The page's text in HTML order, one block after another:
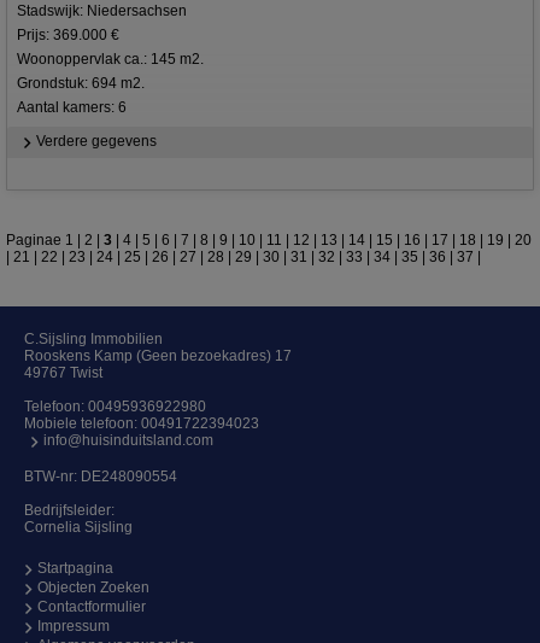
Stadswijk: Niedersachsen
Prijs: 369.000 €
Woonoppervlak ca.: 145 m2.
Grondstuk: 694 m2.
Aantal kamers: 6
Verdere gegevens
Paginae 1 | 2 | 3 | 4 | 5 | 6 | 7 | 8 | 9 | 10 | 11 | 12 | 13 | 14 | 15 | 16 | 17 | 18 | 19 | 20
| 21 | 22 | 23 | 24 | 25 | 26 | 27 | 28 | 29 | 30 | 31 | 32 | 33 | 34 | 35 | 36 | 37 |
C.Sijsling Immobilien
Rooskens Kamp (Geen bezoekadres) 17
49767 Twist
Telefoon: 00495936922980
Mobiele telefoon: 00491722394023
info@huisinduitsland.com
BTW-nr: DE248090554
Bedrijfsleider:
Cornelia Sijsling
Startpagina
Objecten Zoeken
Contactformulier
Impressum